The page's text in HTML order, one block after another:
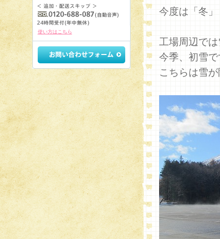
使い方はこちら
今度は「冬」
工場周辺で
今季、初雪
こちらは雪